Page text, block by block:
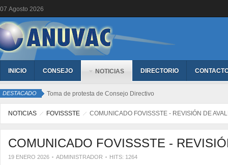
07 Agosto 2026
INICIO CONSEJO NOTICIAS DIRECTORIO
DESTACADO Toma de protesta de Consejo Directivo
NOTICIAS FOVISSSTE COMUNICADO FOVISSSTE - REVISIÓN DE
COMUNICADO FOVISSSTE -
19 ENERO 2026 ADMINISTRADOR HITS: 1264